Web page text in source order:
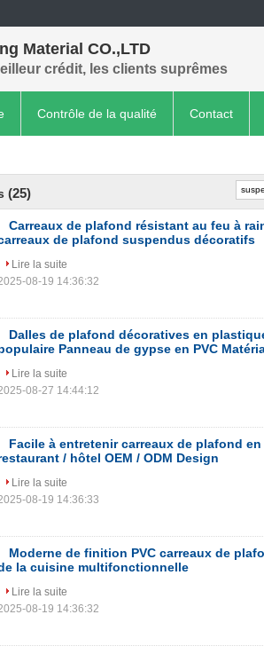
Material CO.,LTD
crédit, les clients suprêmes
Contrôle de la qualité Contact
(25)
Carreaux de plafond résistant au feu à
de plafond suspendus décoratifs
Lire la suite
08-19 14:36:32
Dalles de plafond décoratives en
Panneau de gypse en PVC
Lire la suite
08-27 14:44:12
Facile à entretenir carreaux de plafond en
/ hôtel OEM / ODM Design
Lire la suite
08-19 14:36:33
Moderne de finition PVC carreaux de
la cuisine multifonctionnelle
Lire la suite
08-19 14:36:32